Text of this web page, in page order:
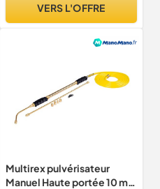
VERS L'OFFRE
Multirex pulvérisateur
Manuel Haute portée 10 m,